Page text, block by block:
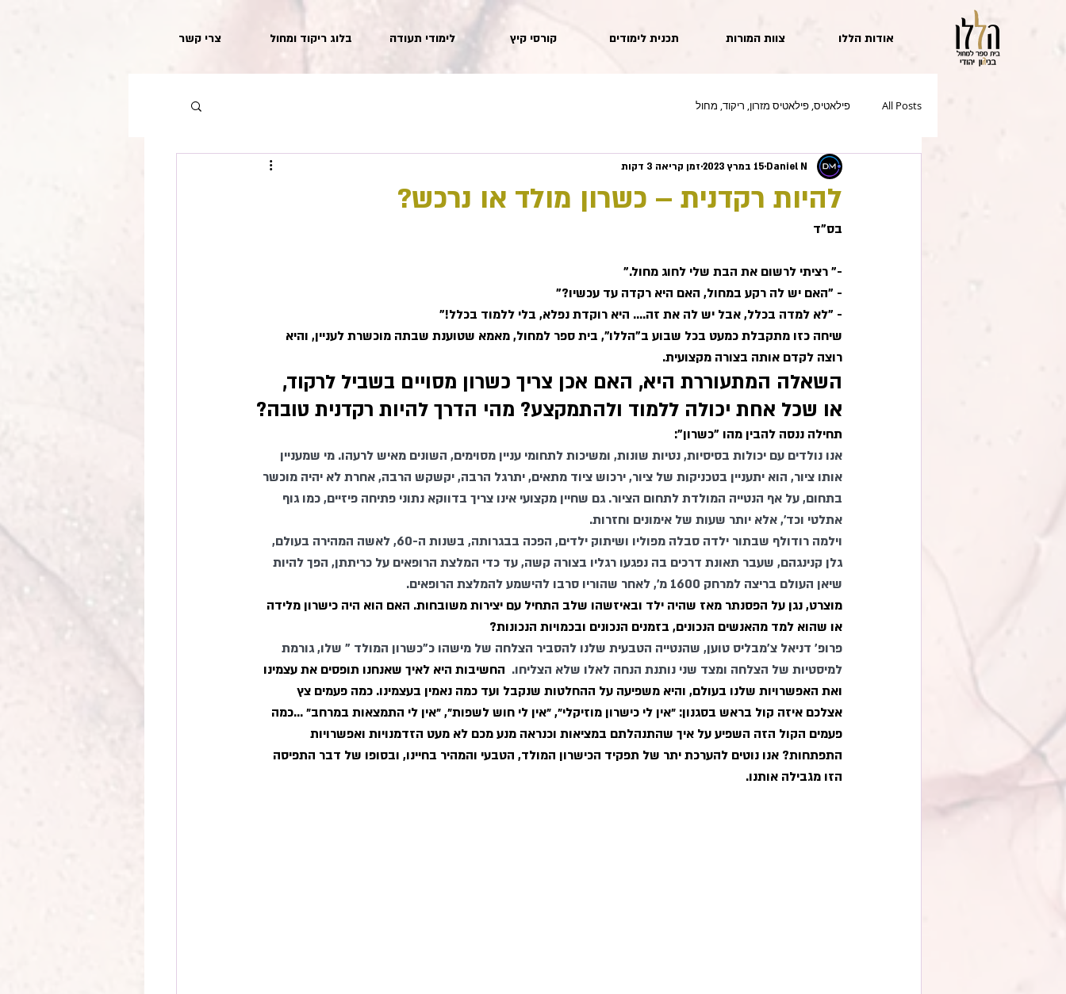
צרי קשר בלוג ריקוד ומחול לימודי תעודה קורסי קיץ תכנית לימודים צוות המורות אודות הללו
All Posts פילאטיס, פילאטיס מזרון, ריקוד, מחול
להיות רקדנית – כשרון מולד או נרכש?
Daniel N 15 במרץ 2023 זמן קריאה 3 דקות
בס"ד
-" רציתי לרשום את הבת שלי לחוג מחול."
- "האם יש לה רקע במחול, האם היא רקדה עד עכשיו?"
- "לא למדה בכלל, אבל יש לה את זה.... היא רוקדת נפלא, בלי ללמוד בכלל!"
שיחה כזו מתקבלת כמעט בכל שבוע ב"הללו", בית ספר למחול, מאמא שטוענת שבתה מוכשרת לעניין, והיא
רוצה לקדם אותה בצורה מקצועית.
השאלה המתעוררת היא, האם אכן צריך כשרון מסויים בשביל לרקוד,
או שכל אחת יכולה ללמוד ולהתמקצע? מהי הדרך להיות רקדנית טובה?
תחילה ננסה להבין מהו "כשרון":
אנו נולדים עם יכולות בסיסיות, נטיות שונות, ומשיכות לתחומי עניין מסוימים, השונים מאיש לרעהו. מי שמעניין
אותו ציור, הוא יתעניין בטכניקות של ציור, ירכוש ציוד מתאים, יתרגל הרבה, יקשקש הרבה, אחרת לא יהיה מוכשר
בתחום, על אף הנטייה המולדת לתחום הציור. גם שחיין מקצועי אינו צריך בדווקא נתוני פתיחה פיזיים, כמו גוף
אתלטי וכד', אלא יותר שעות של אימונים וחזרות.
וילמה רודולף שבתור ילדה סבלה מפוליו ושיתוק ילדים, הפכה בבגרותה, בשנות ה-60, לאשה המהירה בעולם,
גלן קנינגהם, שעבר תאונת דרכים בה נפגעו רגליו בצורה קשה, עד כדי המלצת הרופאים על כריתתן, הפך להיות
שיאן העולם בריצה למרחק 1600 מ', לאחר שהוריו סרבו להישמע להמלצת הרופאים.
מוצרט, נגן על הפסנתר מאז שהיה ילד ובאיזשהו שלב התחיל עם יצירות משובחות. האם הוא היה כישרון מלידה
או שהוא למד מהאנשים הנכונים, בזמנים הנכונים ובכמויות הנכונות?
פרופ' דניאל צ'מבליס טוען, שהנטייה הטבעית שלנו להסביר הצלחה של מישהו כ"כשרון המולד " שלו, גורמת
למיסטיות של הצלחה ומצד שני נותנת הנחה לאלו שלא הצליחו. החשיבות היא לאיך שאנחנו תופסים את עצמינו
ואת האפשרויות שלנו בעולם, והיא משפיעה על ההחלטות שנקבל ועד כמה נאמין בעצמינו. כמה פעמים צץ
אצלכם איזה קול בראש בסגנון: ״אין לי כישרון מוזיקלי״, ״אין לי חוש לשפות״, ״אין לי התמצאות במרחב״ ...כמה
פעמים הקול הזה השפיע על איך שהתנהלתם במציאות וכנראה מנע מכם לא מעט הזדמנויות ואפשרויות
התפתחות? אנו נוטים להערכת יתר של תפקיד הכישרון המולד, הטבעי והמהיר בחיינו, ובסופו של דבר התפיסה
הזו מגבילה אותנו.